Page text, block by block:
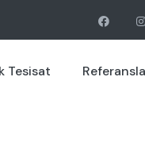
Tesisat